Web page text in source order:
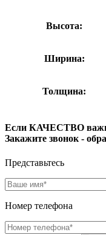
Высота:
Ширина:
Толщина:
Если КАЧЕСТВО
Закажите звонок -
Представьтесь
Номер телефона